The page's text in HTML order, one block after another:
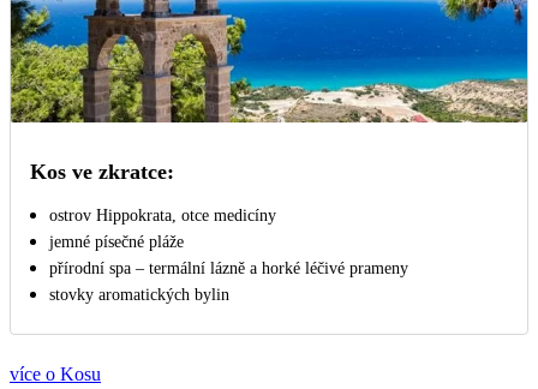
Kos ve zkratce:
ostrov Hippokrata, otce medicíny
jemné písečné pláže
přírodní spa – termální lázně a horké léčivé prameny
stovky aromatických bylin
více o Kosu